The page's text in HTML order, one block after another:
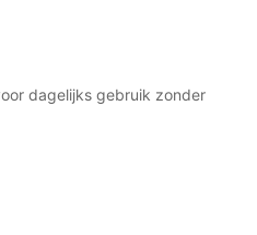
dagelijks gebruik zonder